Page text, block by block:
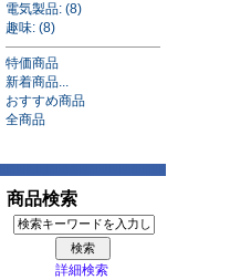
電気製品: (8)
趣味: (8)
特価商品
新着商品...
おすすめ商品
全商品
商品検索
詳細検索